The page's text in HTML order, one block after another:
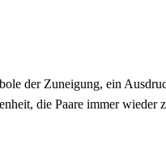
der Zuneigung, ein
die Paare immer wieder